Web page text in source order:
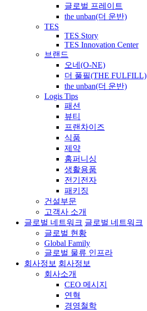
글로벌 프레이트
the unban(더 운반)
TES
TES Story
TES Innovation Center
브랜드
오네(O-NE)
더 풀필(THE FULFILL)
the unban(더 운반)
Logis Tips
패션
뷰티
프랜차이즈
식품
제약
홈퍼니싱
생활용품
전기전자
패키징
건설부문
고객사 소개
글로벌 네트워크 글로벌 네트워크
글로벌 현황
Global Family
글로벌 물류 인프라
회사정보 회사정보
회사소개
CEO 메시지
연혁
경영철학